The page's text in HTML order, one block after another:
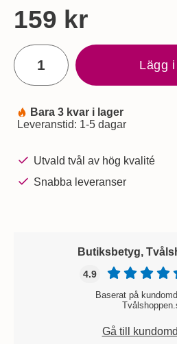
Handla denna produkt
pris
159 kr
antal
Lägg
Tillgänglighet:
Bara 3 kvar i lager
Leveranstid: 1-5 dagar
Utvald tvål av hög kvalité
Snabba leveranser
Butiksbetyg,
4.9
Baserat på
Gå till